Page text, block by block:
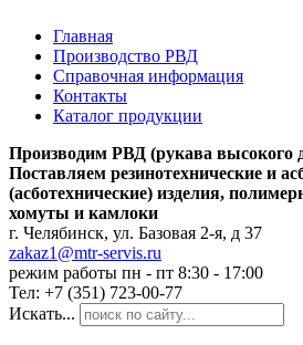
Главная
Производство РВД
Справочная информация
Контакты
Каталог продукции
Производим РВД (рукава высокого
Поставляем резинотехнические и
(асботехнические) изделия,
хомуты и камлоки
г. Челябинск, ул. Базовая 2-я, д 37
zakaz1@mtr-servis.ru
режим работы пн - пт 8:30 - 17:00
Тел: +7 (351) 723-00-77
Искать...